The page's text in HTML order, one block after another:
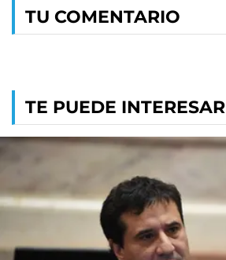
TU COMENTARIO
TE PUEDE INTERESAR